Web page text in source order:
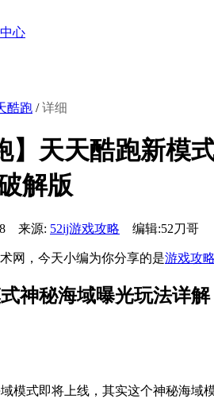
酷跑 /详细
】天天酷跑新模
解版
来源: 52ij游戏攻略 编辑:52刀哥
网，今天小编为你分享的是游戏攻略
神秘海域曝光玩法详
模式即将上线，其实这个神秘海域